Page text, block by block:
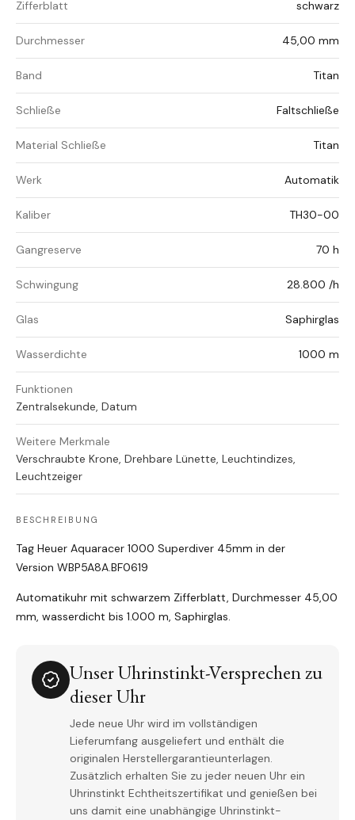
Zifferblatt schwarz
Durchmesser 45,00 mm
Band Titan
Schließe Faltschließe
Material Schließe Titan
Werk Automatik
Kaliber TH30-00
Gangreserve 70 h
Schwingung 28.800 /h
Glas Saphirglas
Wasserdichte 1000 m
Funktionen
Zentralsekunde, Datum
Weitere Merkmale
Verschraubte Krone, Drehbare Lünette, Leuchtindizes,
Leuchtzeiger
BESCHREIBUNG
Tag Heuer Aquaracer 1000 Superdiver 45mm in der
Version WBP5A8A.BF0619
Automatikuhr mit schwarzem Zifferblatt, Durchmesser 45,00
mm, wasserdicht bis 1.000 m, Saphirglas.
Unser Uhrinstinkt-Versprechen zu
dieser Uhr
Jede neue Uhr wird im vollständigen
Lieferumfang ausgeliefert und enthält die
originalen Herstellergarantieunterlagen.
Zusätzlich erhalten Sie zu jeder neuen Uhr ein
Uhrinstinkt Echtheitszertifikat und genießen bei
uns damit eine unabhängige Uhrinstinkt-